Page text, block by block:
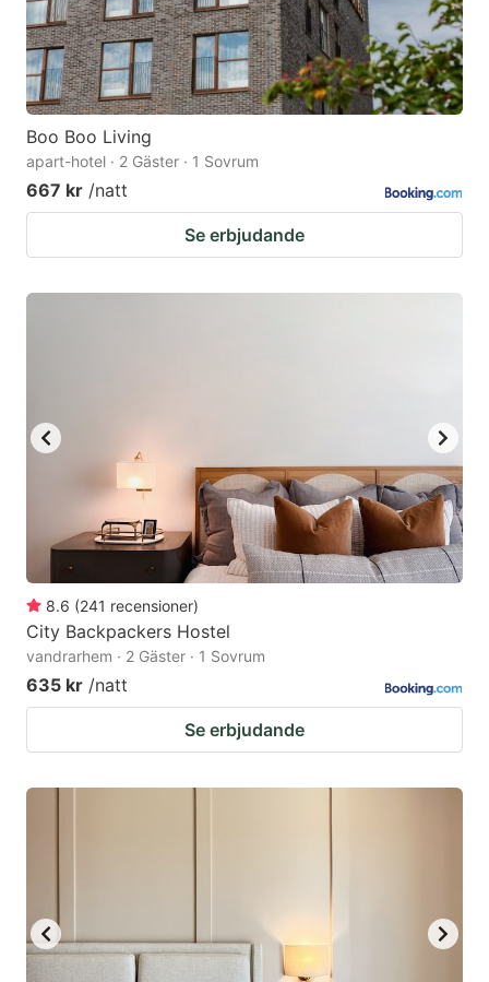
Boo Boo Living
apart-hotel · 2 Gäster · 1 Sovrum
667 kr /natt
Se erbjudande
8.6 (241 recensioner)
City Backpackers Hostel
vandrarhem · 2 Gäster · 1 Sovrum
635 kr /natt
Se erbjudande